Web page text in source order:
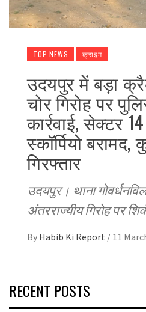
TOP NEWS क्राइम
उदयपुर में बड़ा
चोर गिरोह पर
कार्रवाई, सेक्टर
स्कॉर्पियो
गिरफ्तार
उदयपुर। थाना
अंतरराज्यीय गिरोह पर
By Habib Ki Report / 11
RECENT POSTS